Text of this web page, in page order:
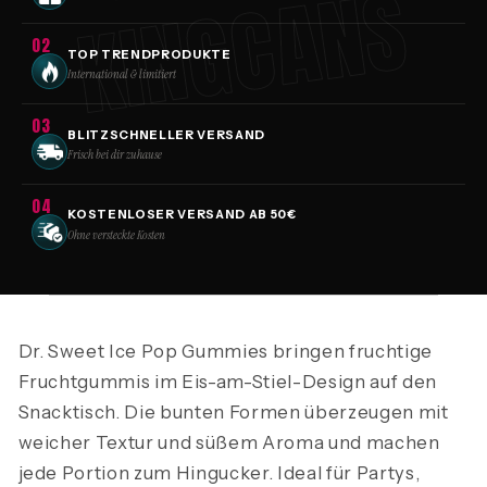
KINGCANS
02
TOP TRENDPRODUKTE
International & limitiert
03
BLITZSCHNELLER VERSAND
Frisch bei dir zuhause
04
KOSTENLOSER VERSAND AB 50€
Ohne versteckte Kosten
Dr. Sweet Ice Pop Gummies bringen fruchtige
Fruchtgummis im Eis-am-Stiel-Design auf den
Snacktisch. Die bunten Formen überzeugen mit
weicher Textur und süßem Aroma und machen
jede Portion zum Hingucker. Ideal für Partys,